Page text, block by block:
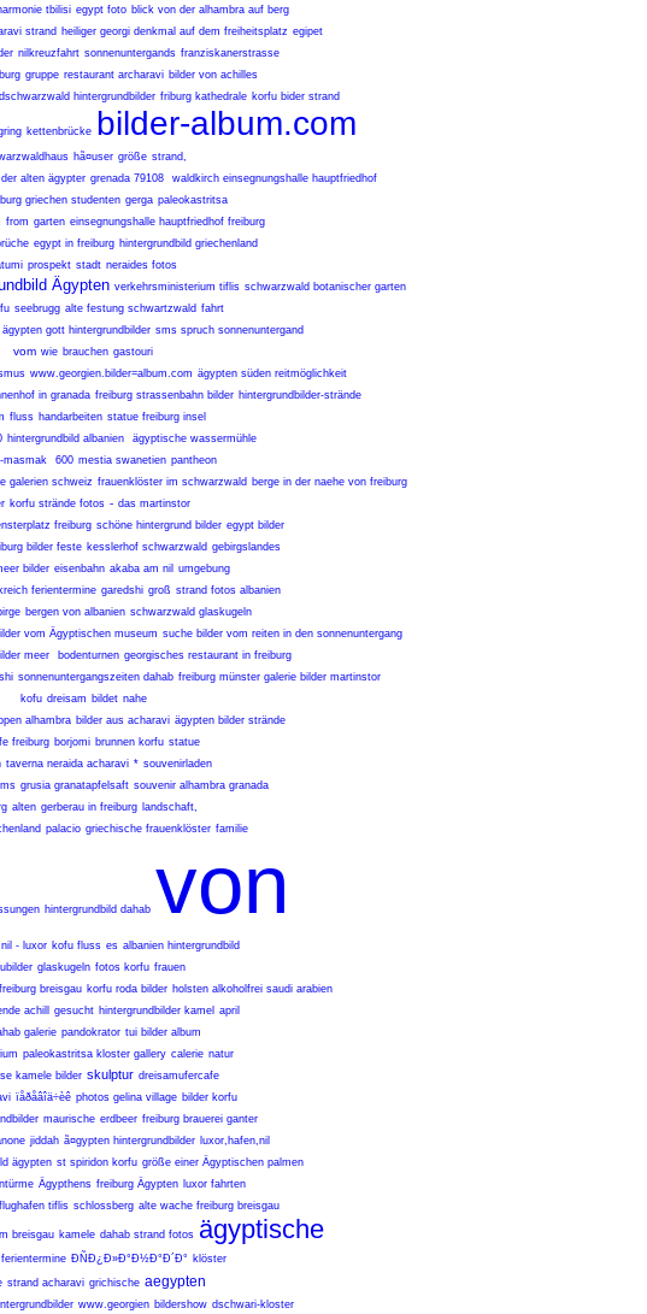
tbilisi egypt foto blick von der alhambra auf berg
strand heiliger georgi denkmal auf dem freiheitsplatz egipet
nilkreuzfahrt sonnenuntergands franziskanerstrasse
gruppe restaurant archaravi bilder von achilles
hintergrundbilder friburg kathedrale korfu bider strand
kettenbrücke bilder-album.com
hã¤user größe strand,
alten ägypter grenada 79108
waldkirch einsegnungshalle hauptfriedhof
griechen studenten gerga paleokastritsa
from garten einsegnungshalle hauptfriedhof freiburg
egypt in freiburg hintergrundbild griechenland
prospekt stadt neraides fotos
Ägypten verkehrsministerium tiflis schwarzwald botanischer garten
seebrugg alte festung schwartzwald fahrt
ägypten gott hintergrundbilder sms spruch sonnenuntergand
vom wie brauchen gastouri
www.georgien.bilder=album.com ägypten süden reitmöglichkeit
in granada freiburg strassenbahn bilder hintergrundbilder-strände
fluss handarbeiten statue freiburg insel
hintergrundbild albanien
ägyptische wassermühle
masmak
600 mestia swanetien pantheon
galerien schweiz frauenklöster im schwarzwald berge in der naehe von freiburg
korfu strände fotos - das martinstor
freiburg schöne hintergrund bilder egypt bilder
bilder feste kesslerhof schwarzwald gebirgslandes
bilder eisenbahn akaba am nil umgebung
ferientermine garedshi groß strand fotos albanien
bergen von albanien schwarzwald glaskugeln
vom Ägyptischen museum suche bilder vom reiten in den sonnenuntergang
meer bodenturnen georgisches restaurant in freiburg
sonnenuntergangszeiten dahab freiburg münster galerie bilder martinstor
kofu dreisam bildet nahe
alhambra bilder aus acharavi ägypten bilder strände
freiburg borjomi brunnen korfu statue
taverna neraida acharavi * souvenirladen
grusia granatapfelsaft souvenir alhambra granada
alten gerberau in freiburg
landschaft,
palacio griechische frauenklöster familie
hintergrundbild dahab von
- luxor kofu fluss es albanien hintergrundbild
glaskugeln fotos korfu frauen
breisgau korfu roda bilder holsten alkoholfrei saudi arabien
achill
gesucht hintergrundbilder kamel april
galerie pandokrator tui bilder album
paleokastritsa kloster gallery calerie natur
kamele bilder skulptur dreisamufercafe
ïåðåâîä÷èê photos gelina village bilder korfu
maurische erdbeer freiburg brauerei ganter
jiddah ã¤gypten hintergrundbilder luxor,hafen,nil
ägypten st spiridon korfu größe einer Ägyptischen palmen
Ägypthens freiburg Ägypten luxor fahrten
tiflis schlossberg alte wache freiburg breisgau
breisgau kamele dahab strand fotos ägyptische
ferientermine Ð­ÑÐ¿Ð»Ð°Ð½Ð°Ð´Ð° klöster
strand acharavi grichische aegypten
www.georgien bildershow dschwari-kloster